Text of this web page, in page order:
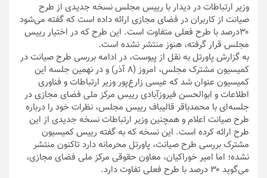
وزیر ارتباطات در دیدار با رییس مجلس نسخه جدیدی از طرح
صیانت از کاربران در فضای مجازی ارائه داده است که گفته می‌شود
۳۰درصد با طرح فعلی متفاوت است. این طرح که در اختیار رییس
مجلس قرار گرفته، هنوز منتشر نشده است.
به گزارش پاورتل به نقل از پیوست، در ادامه بررسی طرح صیانت در
کمیسیون مشترک مجلس، امروز (۸ آذر) و در نهمین جلسه این
کمیسیون عنوان شد که عیسی زارع‌پور وزیر ارتباطات و فناوری
اطلاعات و ابوالحسن فیروزآبادی رییس مرکز ملی فضای مجازی در
جلسه‌ای با محمدباقر قالیباف رییس مجلس، نظرات خود را درباره
طرح صیانت اعلام و همچنین وزیر ارتباطات نسخه جدیدی از این
طرح ارائه کرده است. این نسخه که به گفته رییس کمیسیون
مشترک بررسی طرح صیانت، پاورتل محرمانه دارد تاکنون منتشر
نشده؛ اما امیر خوراکیان، معاون حقوقی مرکز ملی فضای مجازی،
می‌گوید ۳۰ درصد با طرح فعلی تفاوت دارد.